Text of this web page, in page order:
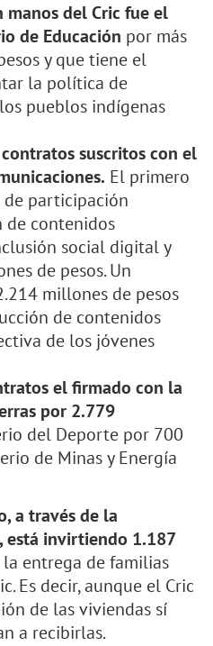
del Cric fue el
de Educación por más
y que tiene el
la política de
pueblos indígenas
contratos suscritos con el
El primero
de participación
de contenidos
social digital y
de pesos. Un
millones de pesos
de contenidos
de los jóvenes
el firmado con la
por 2.779
del Deporte por 700
de Minas y Energía
a través de la
está invirtiendo 1.187
la entrega de familias
Es decir, aunque el Cric
de las viviendas sí
a recibirlas.